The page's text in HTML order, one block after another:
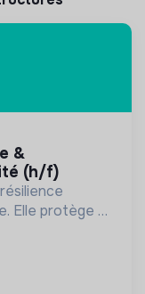
(h/f)
Elle protège et
côtiers,
pour un